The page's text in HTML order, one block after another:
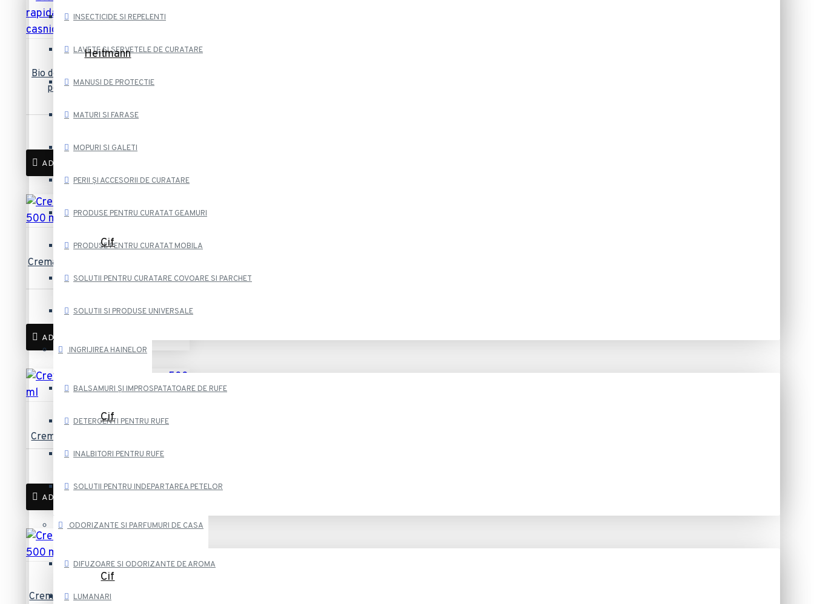
INSECTICIDE SI REPELENTI
LAVETE SI SERVETELE DE CURATARE
MANUSI DE PROTECTIE
MATURI SI FARASE
MOPURI SI GALETI
PERII ȘI ACCESORII DE CURATARE
PRODUSE PENTRU CURATAT GEAMURI
PRODUSE PENTRU CURATAT MOBILA
SOLUTII PENTRU CURATARE COVOARE SI PARCHET
SOLUTII SI PRODUSE UNIVERSALE
INGRIJIREA HAINELOR
BALSAMURI ȘI IMPROSPATATOARE DE RUFE
DETERGENTI PENTRU RUFE
INALBITORI PENTRU RUFE
SOLUTII PENTRU INDEPARTAREA PETELOR
ODORIZANTE SI PARFUMURI DE CASA
DIFUZOARE SI ODORIZANTE DE AROMA
LUMANARI
Heitmann
Bio decalcificator cu actiune rapida
pentru aparate de uz casnic
ADAUGĂ ÎN COȘ
Cif
Crema Curatare Cif cu Inalbitor 500
ml
ADAUGĂ ÎN COȘ
Cif
Crema Curatare Cif Lemon 500 ml
8,10 lei
ADAUGĂ ÎN COȘ
Cif
Crema Curatare Cif Original 500 ml